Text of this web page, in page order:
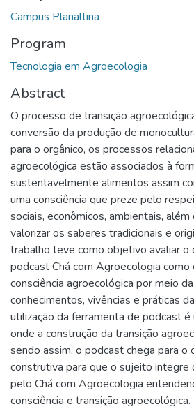
Campus Planaltina
Program
Tecnologia em Agroecologia
Abstract
O processo de transição
conversão da produção de
para o orgânico, os processos
agroecológica estão associados à
sustentavelmente alimentos assim
uma consciência que preze pelo
sociais, econômicos, ambientais,
valorizar os saberes tradicionais e
trabalho teve como objetivo avaliar o
podcast Chá com Agroecologia como
consciência agroecológica por meio
conhecimentos, vivências e práticas
utilização da ferramenta de podcast é
onde a construção da transição
sendo assim, o podcast chega para o
construtiva para que o sujeito
pelo Chá com Agroecologia
consciência e transição agroecológica.